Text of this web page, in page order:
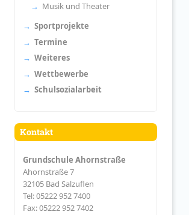
Musik und Theater
Sportprojekte
Termine
Weiteres
Wettbewerbe
Schulsozialarbeit
Kontakt
Grundschule Ahornstraße
Ahornstraße 7
32105 Bad Salzuflen
Tel: 05222 952 7400
Fax: 05222 952 7402